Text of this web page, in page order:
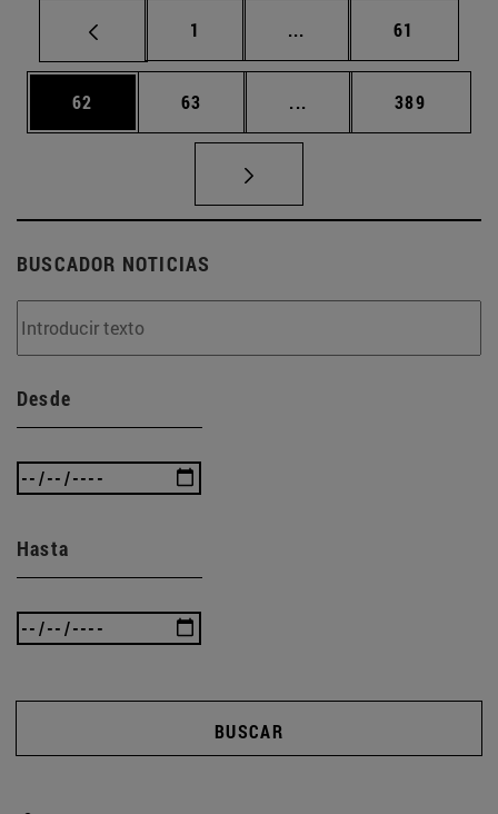
Página
1 ... Páginas intermedias
Página
61
Página
62 Página
63 ... Páginas intermedias
Página
389
BUSCADOR NOTICIAS
Desde
Hasta
BUSCAR